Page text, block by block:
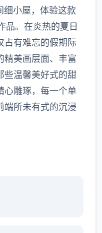
细小屋，体验这款
品。在炎热的夏日
占有难忘的假期际
精美画层面、丰富
些温馨美好式的甜
心雕琢，每一个单
端所未有式的沉浸